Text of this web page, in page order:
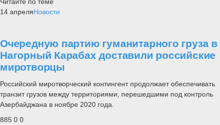
14 апреляНовости
Очередную партию гуманитарного груза в
Нагорный Карабах доставили российские
миротворцы
Российский миротворческий контингент продолжает обеспечивать
транзит грузов между территориями, перешедшими под контроль
Азербайджана в ноябре 2020 года.
885 0 0